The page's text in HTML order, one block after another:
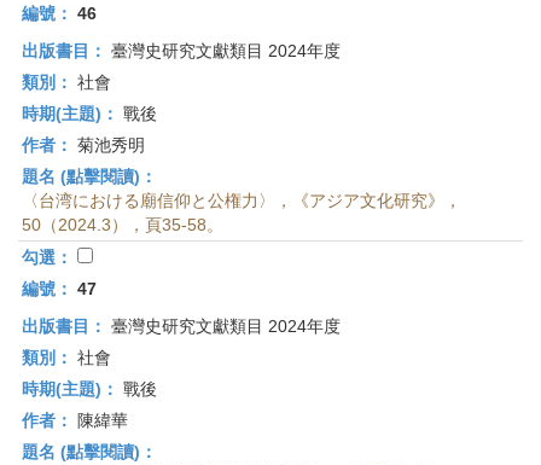
編號： 46
出版書目： 臺灣史研究文獻類目 2024年度
類別： 社會
時期(主題)： 戰後
作者： 菊池秀明
題名 (點擊閱讀)：
〈台湾における廟信仰と公権力〉，《アジア文化研究》，
50（2024.3），頁35-58。
勾選：
編號： 47
出版書目： 臺灣史研究文獻類目 2024年度
類別： 社會
時期(主題)： 戰後
作者：
陳緯華
題名 (點擊閱讀)：